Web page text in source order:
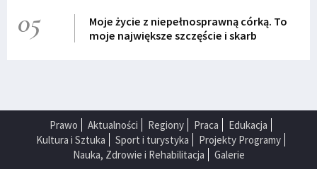
05
Moje życie z niepełnosprawną córką. To
moje największe szczęście i skarb
Prawo Aktualności Regiony Praca
Edukacja
Kultura i Sztuka
Sport i turystyka
Projekty Programy
Nauka, Zdrowie i Rehabilitacja
Galerie